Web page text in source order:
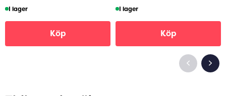
I lager
Köp
I lager
Köp